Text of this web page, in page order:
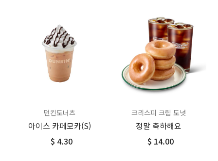
던킨도너츠
아이스 카페모카(S)
$ 4.30
크리스피 크림 도넛
정말 축하해요
$ 14.00